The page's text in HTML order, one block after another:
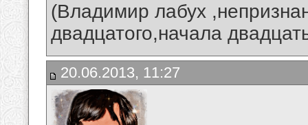
(Владимир лабух
двадцатого,начала
20.06.2013, 11:27